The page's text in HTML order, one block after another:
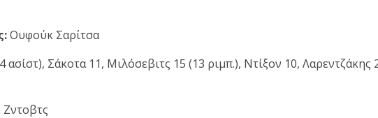
Ουφούκ Σαρίτσα
ασίστ), Σάκοτα 11, Μιλόσεβιτς 15 (13 ριμπ.), Ντίξον 10,
Ζντοβτς